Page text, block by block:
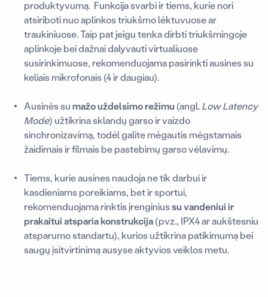
produktyvumą. Funkcija svarbi ir tiems, kurie nori
atsiriboti nuo aplinkos triukšmo lėktuvuose ar
traukiniuose. Taip pat jeigu tenka dirbti triukšmingoje
aplinkoje bei dažnai dalyvauti virtualiuose
susirinkimuose, rekomenduojama pasirinkti ausines su
keliais mikrofonais (4 ir daugiau).
Ausinės sumažo uždelsimo režimu (angl.Low Latency
Mode) užtikrina sklandų garso ir vaizdo
sinchronizavimą, todėl galite mėgautis mėgstamais
žaidimais ir filmais be pastebimų garso vėlavimų.
Tiems, kurie ausines naudoja ne tik darbui ir
kasdieniams poreikiams, bet ir sportui,
rekomenduojama rinktis įrenginiussu vandeniui ir
prakaitui atsparia konstrukcija(pvz., IPX4 ar aukštesniu
atsparumo standartu), kurios užtikrina patikimumą bei
saugų įsitvirtinimą ausyse aktyvios veiklos metu.